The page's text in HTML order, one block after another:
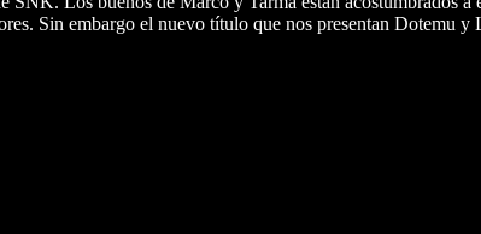
Sin embargo el nuevo título que nos presentan Dotemu y